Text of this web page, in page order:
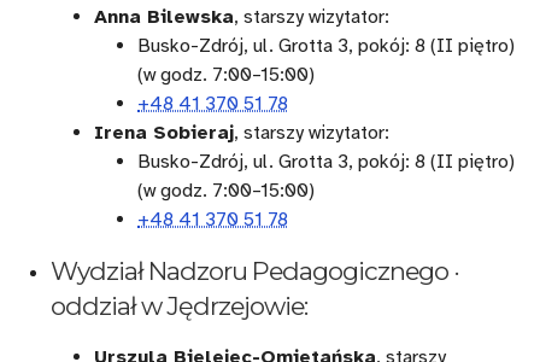
Anna Bilewska, starszy wizytator:
Busko-Zdrój, ul. Grotta 3, pokój: 8 (II piętro)
(w godz. 7:00–15:00)
+48 41 370 51 78
Irena Sobieraj, starszy wizytator:
Busko-Zdrój, ul. Grotta 3, pokój: 8 (II piętro)
(w godz. 7:00–15:00)
+48 41 370 51 78
Wydział Nadzoru Pedagogicznego ·
oddział w Jędrzejowie:
Urszula Bielejec-Omietańska, starszy